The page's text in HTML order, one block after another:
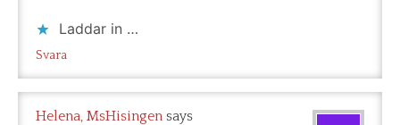
Laddar in …
Svara
Helena, MsHisingen says